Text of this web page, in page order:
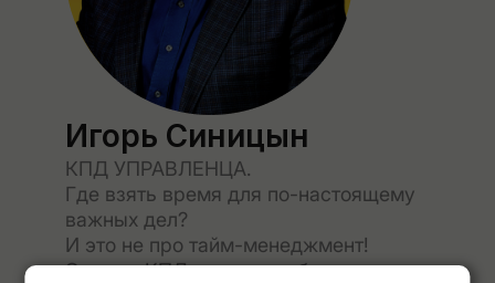
Игорь Синицын
КПД УПРАВЛЕНЦА.
Где взять время для по-настоящему
важных дел?
И это не про тайм-менеджмент!
Это про КПД делового общения.